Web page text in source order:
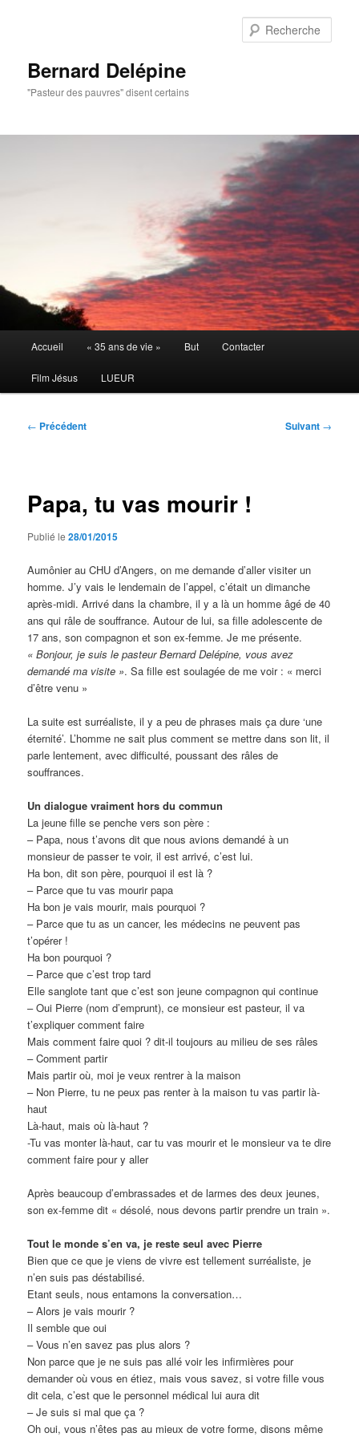
Bernard Delépine
"Pasteur des pauvres" disent certains
Accueil « 35 ans de vie » But Contacter
Film Jésus LUEUR
Navigation
← Précédent Suivant →
Papa, tu vas mourir !
Publié le28/01/2015
Aumônier au CHU d’Angers, on me demande d’aller visiter un
homme. J’y vais le lendemain de l’appel, c’était un dimanche
après-midi. Arrivé dans la chambre, il y a là un homme âgé de 40
ans qui râle de souffrance. Autour de lui, sa fille adolescente de
17 ans, son compagnon et son ex-femme. Je me présente.
« Bonjour, je suis le pasteur Bernard Delépine, vous avez
demandé ma visite ». Sa fille est soulagée de me voir : « merci
d’être venu »
La suite est surréaliste, il y a peu de phrases mais ça dure ‘une
éternité’. L’homme ne sait plus comment se mettre dans son lit, il
parle lentement, avec difficulté, poussant des râles de
souffrances.
Un dialogue vraiment hors du commun
La jeune fille se penche vers son père :
– Papa, nous t’avons dit que nous avions demandé à un
monsieur de passer te voir, il est arrivé, c’est lui.
Ha bon, dit son père, pourquoi il est là ?
– Parce que tu vas mourir papa
Ha bon je vais mourir, mais pourquoi ?
– Parce que tu as un cancer, les médecins ne peuvent pas
t’opérer !
Ha bon pourquoi ?
– Parce que c’est trop tard
Elle sanglote tant que c’est son jeune compagnon qui continue
– Oui Pierre (nom d’emprunt), ce monsieur est pasteur, il va
t’expliquer comment faire
Mais comment faire quoi ? dit-il toujours au milieu de ses râles
– Comment partir
Mais partir où, moi je veux rentrer à la maison
– Non Pierre, tu ne peux pas renter à la maison tu vas partir là-
haut
Là-haut, mais où là-haut ?
-Tu vas monter là-haut, car tu vas mourir et le monsieur va te dire
comment faire pour y aller
Après beaucoup d’embrassades et de larmes des deux jeunes,
son ex-femme dit « désolé, nous devons partir prendre un train ».
Tout le monde s’en va, je reste seul avec Pierre
Bien que ce que je viens de vivre est tellement surréaliste, je
n’en suis pas déstabilisé.
Etant seuls, nous entamons la conversation…
– Alors je vais mourir ?
Il semble que oui
– Vous n’en savez pas plus alors ?
Non parce que je ne suis pas allé voir les infirmières pour
demander où vous en étiez, mais vous savez, si votre fille vous
dit cela, c’est que le personnel médical lui aura dit
– Je suis si mal que ça ?
Oh oui, vous n’êtes pas au mieux de votre forme, disons même